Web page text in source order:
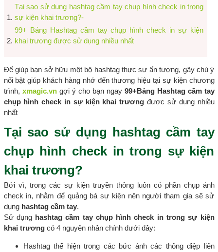
Tại sao sử dụng hashtag cầm tay chụp hình check in trong
sự kiện khai trương?-
99+ Bảng Hashtag cầm tay chụp hình check in sự kiện
khai trương được sử dụng nhiều nhất
Để giúp bạn sở hữu một bộ hashtag thực sự ấn tượng, gây chú ý
nổi bật giúp khách hàng nhớ đến thương hiệu tại sự kiện chương
trình, xmagic.vn gợi ý cho bạn ngay 99+Bảng Hashtag cầm tay
chụp hình check in sự kiện khai trươngđược sử dụng nhiều
nhất
Tại sao sử dụng hashtag cầm tay
chụp hình check in trong sự kiện
khai trương?
Bởi vì, trong các sự kiện truyền thông luôn có phần chụp ảnh
check in, nhằm để quảng bá sự kiện nên người tham gia sẽ sử
dụng hashtag cầm tay.
Sử dụng hashtag cầm tay chụp hình check in trong sự kiện
khai trươngcó 4 nguyên nhân chính dưới đây:
Hashtag thể hiện trong các bức ảnh các thông điệp liên